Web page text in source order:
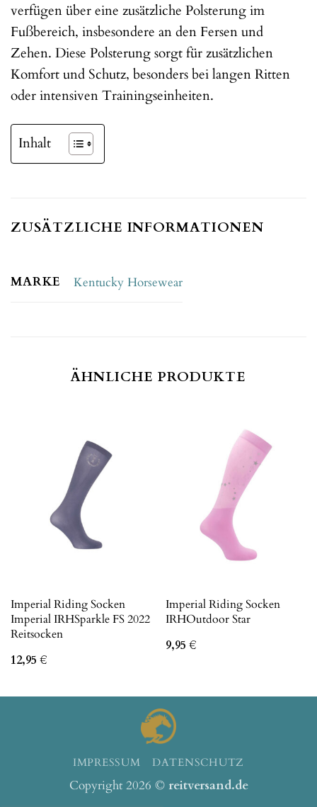
verfügen über eine zusätzliche Polsterung im
Fußbereich, insbesondere an den Fersen und
Zehen. Diese Polsterung sorgt für zusätzlichen
Komfort und Schutz, besonders bei langen Ritten
oder intensiven Trainingseinheiten.
Inhalt
ZUSÄTZLICHE INFORMATIONEN
MARKE Kentucky Horsewear
ÄHNLICHE PRODUKTE
Imperial Riding Socken
Imperial IRHSparkle FS 2022
Reitsocken
12,95 €
Imperial Riding Socken
IRHOutdoor Star
9,95 €
IMPRESSUM DATENSCHUTZ
Copyright 2026 © reitversand.de